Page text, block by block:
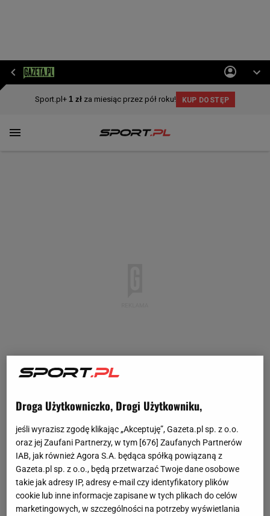
Droga Użytkowniczko, Drogi Użytkowniku,
jeśli wyrazisz zgodę klikając „Akceptuję”, Gazeta.pl sp. z o.o.
oraz jej Zaufani Partnerzy, w tym [676] Zaufanych Partnerów
IAB, jak również Agora S.A. będąca spółką powiązaną z
Gazeta.pl sp. z o.o., będą przetwarzać Twoje dane osobowe
takie jak adresy IP, adresy e-mail czy identyfikatory plików
cookie lub inne informacje zapisane w tych plikach do celów
marketingowych, w szczególności na potrzeby wyświetlania